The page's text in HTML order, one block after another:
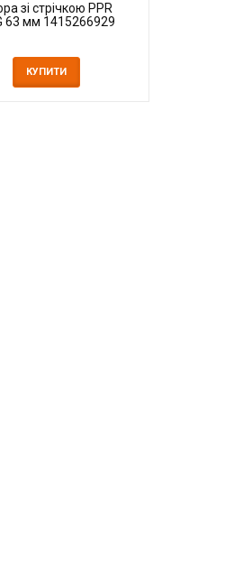
зі стрічкою PPR
63 мм 1415266929
КУПИТИ